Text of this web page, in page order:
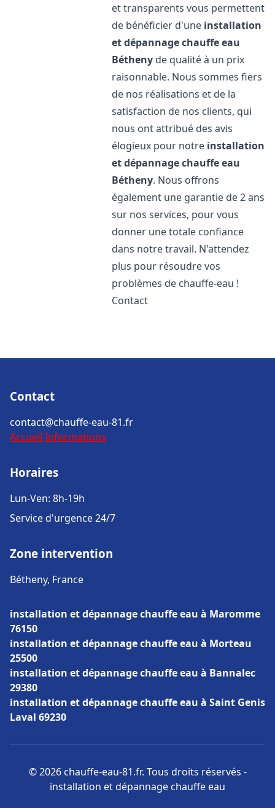
et transparents vous permettent
de bénéficier d'une installation
et dépannage chauffe eau
Bétheny de qualité à un prix
raisonnable. Nous sommes fiers
de nos réalisations et de la
satisfaction de nos clients, qui
nous ont attribué des avis
élogieux pour notre installation
et dépannage chauffe eau
Bétheny. Nous offrons
également une garantie de 2 ans
sur nos services, pour vous
donner une totale confiance
dans notre travail. N'attendez
plus pour résoudre vos
problèmes de chauffe-eau !
Contact
Contact
contact@chauffe-eau-81.fr
Accueil Informations
Horaires
Lun-Ven: 8h-19h
Service d'urgence 24/7
Zone intervention
Bétheny, France
installation et dépannage chauffe eau à Maromme
76150
installation et dépannage chauffe eau à Morteau
25500
installation et dépannage chauffe eau à Bannalec
29380
installation et dépannage chauffe eau à Saint Genis
Laval 69230
© 2026 chauffe-eau-81.fr. Tous droits réservés -
installation et dépannage chauffe eau